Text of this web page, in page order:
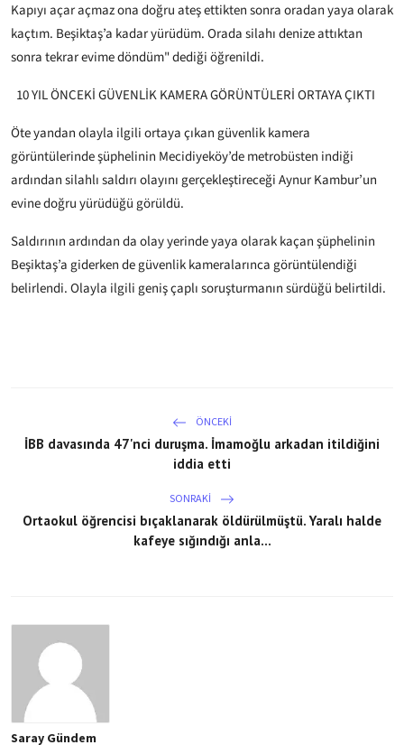
Kapıyı açar açmaz ona doğru ateş ettikten sonra oradan yaya olarak
kaçtım. Beşiktaş’a kadar yürüdüm. Orada silahı denize attıktan
sonra tekrar evime döndüm" dediği öğrenildi.
10 YIL ÖNCEKİ GÜVENLİK KAMERA GÖRÜNTÜLERİ ORTAYA ÇIKTI
Öte yandan olayla ilgili ortaya çıkan güvenlik kamera
görüntülerinde şüphelinin Mecidiyeköy’de metrobüsten indiği
ardından silahlı saldırı olayını gerçekleştireceği Aynur Kambur’un
evine doğru yürüdüğü görüldü.
Saldırının ardından da olay yerinde yaya olarak kaçan şüphelinin
Beşiktaş’a giderken de güvenlik kameralarınca görüntülendiği
belirlendi. Olayla ilgili geniş çaplı soruşturmanın sürdüğü belirtildi.
ÖNCEKI
İBB davasında 47'nci duruşma. İmamoğlu arkadan itildiğini
iddia etti
SONRAKI
Ortaokul öğrencisi bıçaklanarak öldürülmüştü. Yaralı halde
kafeye sığındığı anla...
Saray Gündem